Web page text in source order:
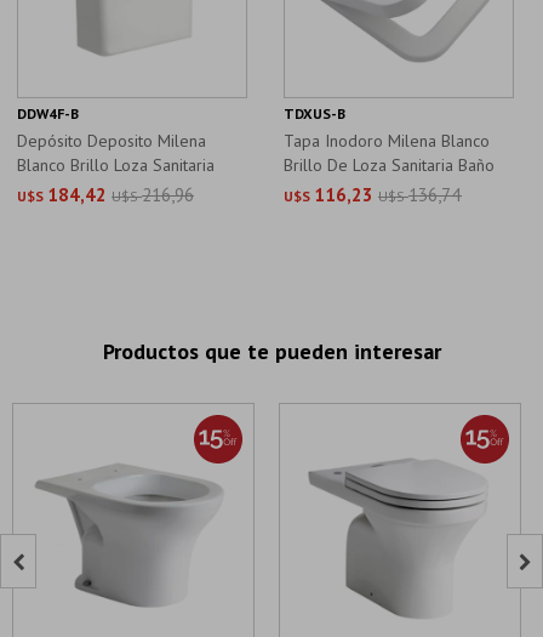
Depósito Deposito Milena
Blanco Brillo Loza Sanitaria
4.8Lt
U$S 184,42 U$S 216,96
DDW4F-B
Tapa Inodoro Milena Blanco
Brillo De Loza Sanitaria Baño
U$S 116,23 U$S 136,74
TDXUS-B
Productos que te pueden interesar
 